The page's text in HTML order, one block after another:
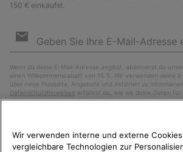
150 € einkaufst.
Anmeldung
Wenn du deine E-Mail-Adresse angibst, abonnierst du
einen Willkommensrabatt von 15 %. Wir verwenden deine
über neue Produkte, Angebote und Aktionen zu
Datenschutzhinweisen erfährst du, wie wir deine Daten für
verarbeiten und wie du deine Zustimmung widerrufen
Wir verwenden interne und externe
vergleichbare Technologien zur